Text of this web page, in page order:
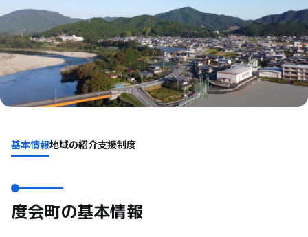
基本情報地域の紹介支援制度
度会町の基本情報